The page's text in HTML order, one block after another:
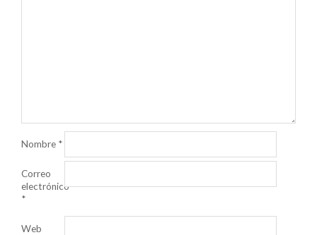
Nombre *
Correo
electrónico
*
Web